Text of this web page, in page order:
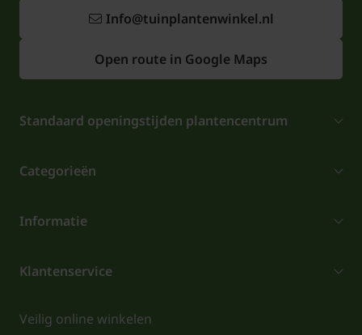
Info@tuinplantenwinkel.nl
Open route in Google Maps
Standaard openingstijden plantencentrum
Categorieën
Informatie
Klantenservice
Veilig online winkelen